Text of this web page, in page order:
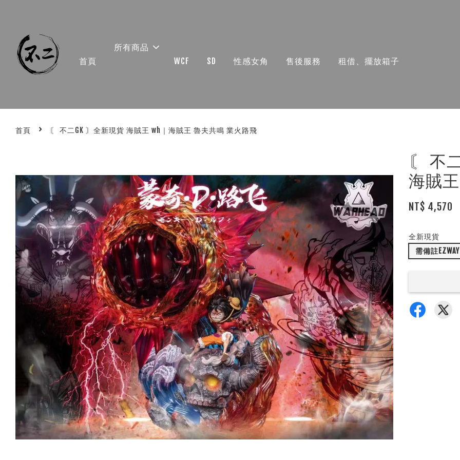
首頁
所有商品
WCF
SD 性感女角 售後服務 租借、擺放箱子
首頁 › 〘 不二GK 〙全新現貨 海賊王 wh｜海賊王 魯夫共鳴 業火路飛
〘 不
海賊
NT$ 4,570
全新現貨
需備註EZWAY